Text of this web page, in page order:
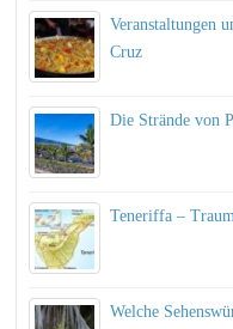
Veranstaltungen
Cruz
Die Strände von
Teneriffa –
Welche